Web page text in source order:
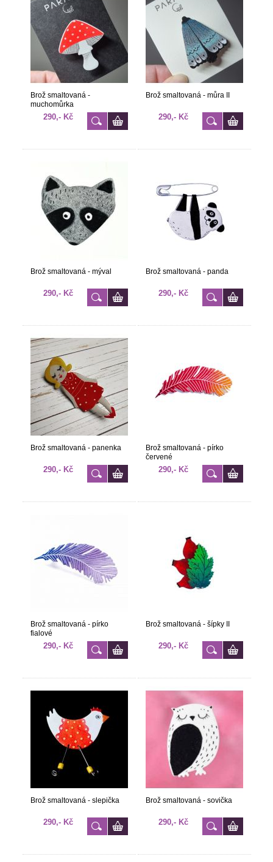
Brož smaltovaná -
muchomůrka
290,- Kč
Brož smaltovaná - můra II
290,- Kč
Brož smaltovaná - mýval
290,- Kč
Brož smaltovaná - panda
290,- Kč
Brož smaltovaná - panenka
290,- Kč
Brož smaltovaná - pírko
červené
290,- Kč
Brož smaltovaná - pírko
fialové
290,- Kč
Brož smaltovaná - šípky II
290,- Kč
Brož smaltovaná - slepička
290,- Kč
Brož smaltovaná - sovička
290,- Kč